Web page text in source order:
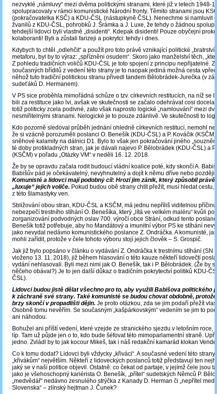
nezvyklé „námluvy“ mezi dvěma politickými stranami, které již v letech 1948-
spolupracovaly v rámci komunistické Národní fronty. Těmito stranami jsou
(pokračovatelka KSČ) a KDU-ČSL (nástupkyně ČSL). Nenechme si namluvit
žvanilů z KDU-ČSL, pohrobků J. Šrámka a J. Luxe, že tehdy o žádnou
tehdejší lidovci byli vlastně „disidenti“. Kdepak disidenti! Pouze obyčejní
kolaboranti! Byli a zůstali farizeji a pokrytci: tehdy i dnes.
Kdybych to chtěl „odlehčit“ a použít pro toto právě vznikající politické
metaforu, byl by to výraz: „spřízněni osudem“. Skoro jako manželství těch,
Z pohledu tradičních voličů KDU-ČSL je toto spojení z principu nepřijatelné. Z
současných břídilů z vedení této strany je to naopak jediná možná cesta
něhož tuto tradiční politickou stranu přivedl tandem Bělobrádek-Jurečka (v
sudeťáků D. Hermanem).
V PS sice proběhla mimořádná schůze o tzv. církevních restitucích, na níž se
bili za restituce jako lvi, avšak ve skutečnosti se začalo odehrávat cosi docela
totiž politicky zcela podivné, zato však naprosto logické „namlouvání“ mezi
nesmiřitelnými stranami. Nelogické je to pouze zdánlivě. Ve skutečnosti to
Kdo pozorně sledoval průběh jednání ohledně církevních restitucí, nemohl
že si vzácně porozuměli poslanci O. Benešík (KDU-ČSL) a P. Kováčik
sněhové kalamity na dálnici D1. Bylo to však jen pokračování jiného
té doby protikladných stran, jak je dávali najevo P. Bělobrádek (KDU-ČSL) a
(KSČM) v pořadu „Otázky VM“ v neděli 16. 12. 2018.
Že by se opravdu začala rodit budoucí vládní koalice poté, kdy skončí A.
Babišův pád je očekávatelný, nevyhnutelný a dojít k němu dříve nebo později
Komunisté a lidovci mají podobný cíl: Hrozí jim zánik, který způsobil právě
„luxuje“ jejich voliče. Pokud budou obě strany chtít přežít, musí hledat cestu,
z této šlamastyky ven.
Sbližování obou stran, KDU-ČSL a KSČM, má jednu nepříliš viditelnou
nebezpečí trestního stíhání O. Benešíka, který „lítá ve velkém maléru“ kvůli
zorganizování podvodných oslav 700. výročí obce Strání, odkud tento
Benešík totiž potřebuje, aby ho Mandátový a imunitní výbor PS ke stíhání
jako nevydal nedávno komunistického poslance Z. Ondráčka. A komunisté,
mohli zařídit, protože v čele tohoto výboru stojí jejich člověk – S. Grospič.
Jak již bylo popsáno v článku o vydávání Z. Ondráčka k trestnímu stíhání (SN
vloženo 13. 11. 2018), již během hlasování o této kauze někteří lidovečtí
vydání nehlasovali. Byli mezi nimi jak O. Benešík, tak i P. Bělobrádek. (Že by
něčeho obával?) Je to jen další důkaz o tradičním pokrytectví politiků KDU-
ČSL).
Lidovci budou jistě dělat všechno pro to, aby využili Babišova politického
k záchraně své strany. Také komunisté se budou chovat obdobně,
brzy skončí v propadlišti dějin. Je proto otázkou, zda se jim podaří přežít
Osobně tomu nevěřím. Se současným „kašpárkovským“ vedením se jim to
ani náhodou.
Bohužel ani příští vedení, které vzejde ze stranického sjezdu v letošním roce,
líp. Tam už půjde jen o to, kdo bude šéfovat této mimoparlamentní straně.
jedno. Zvládl by to jak kocour Mikeš, tak i náš redakční kamarád klokan
Co k tomu dodat? Lidovci byli vždycky „křiváci“. A současné vedení této strany
„křivákům“ největším. Někteří z lidoveckých poslanců totiž představují ten
jaký se v naší politice objevil. Ostatně: co čekat od partaje, v jejímž čele jsou
jako je všehoschopný kariérista O. Benešík, „přítel“ sudetských Němců P.
„medvědář“ nedávno zesnulého strýčka z Kanady D. Herman či „nepřítel
Slovenska“ – zlínský hejtman J. Čunek?